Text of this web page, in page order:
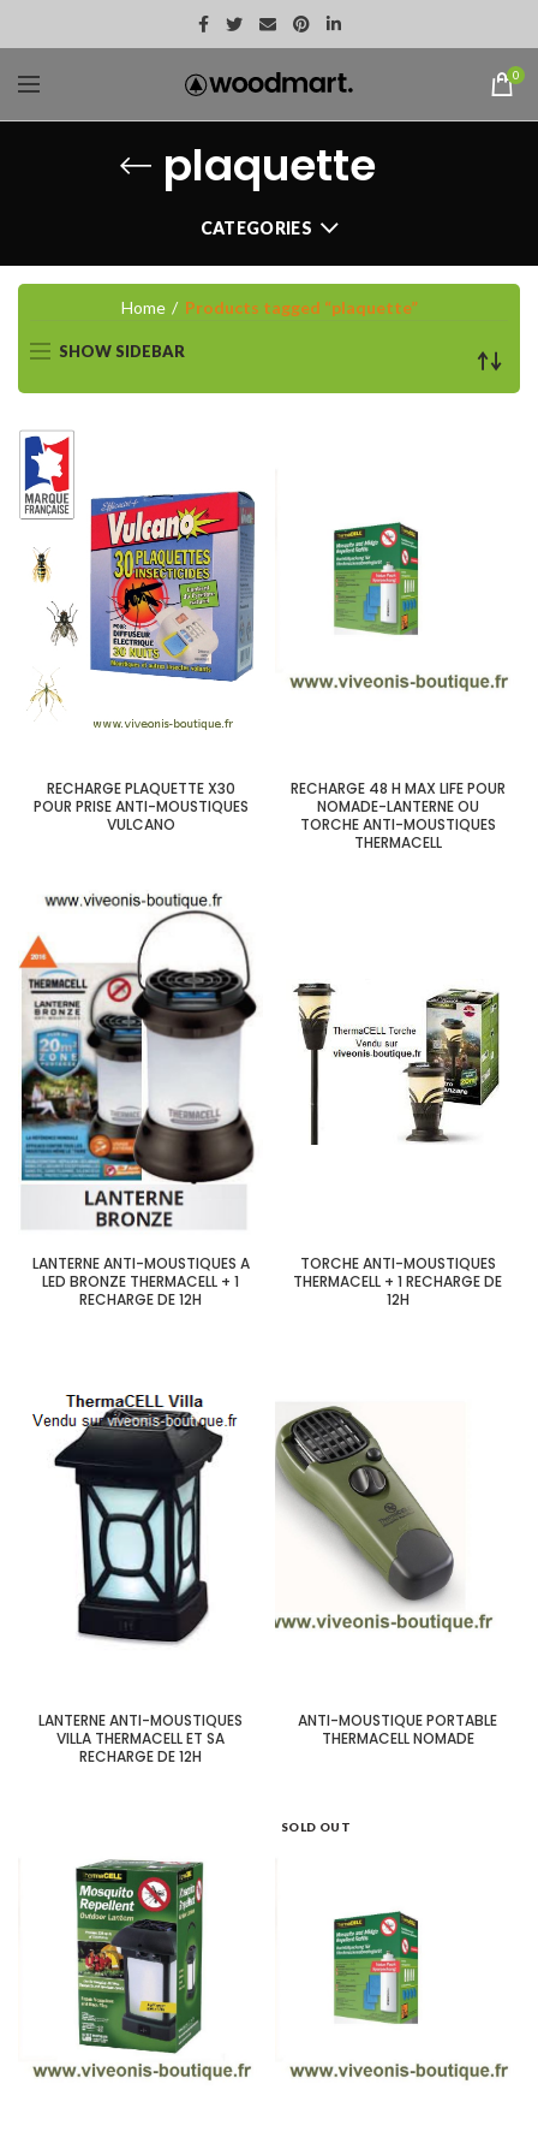
0
plaquette
CATEGORIES
Home Products tagged “plaquette”
SHOW SIDEBAR
RECHARGE PLAQUETTE X30
POUR PRISE ANTI-MOUSTIQUES
VULCANO
RECHARGE 48 H MAX LIFE POUR
NOMADE-LANTERNE OU
TORCHE ANTI-MOUSTIQUES
THERMACELL
LANTERNE ANTI-MOUSTIQUES A
LED BRONZE THERMACELL + 1
RECHARGE DE 12H
TORCHE ANTI-MOUSTIQUES
THERMACELL + 1 RECHARGE DE
12H
LANTERNE ANTI-MOUSTIQUES
VILLA THERMACELL ET SA
RECHARGE DE 12H
ANTI-MOUSTIQUE PORTABLE
THERMACELL NOMADE
SOLD OUT